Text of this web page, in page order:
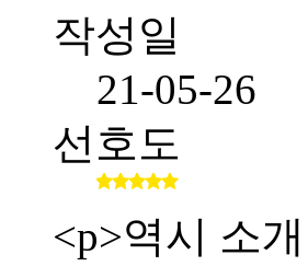
작성일
21-05-26
선호도
<p>역시 소